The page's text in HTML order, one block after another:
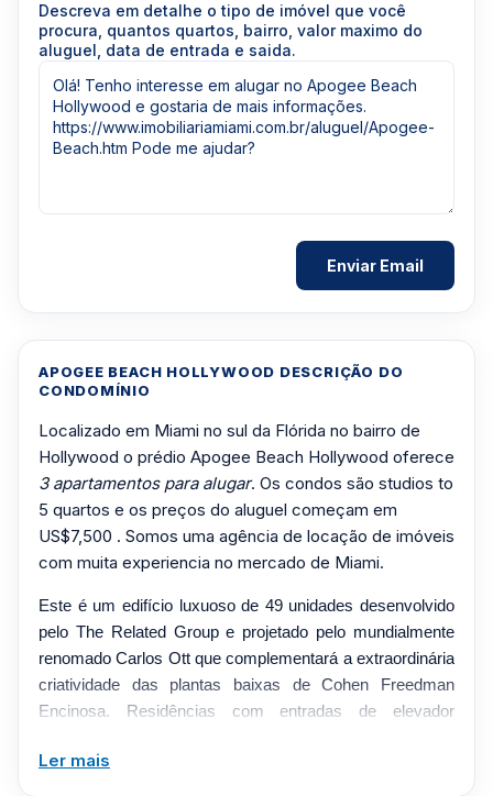
APOGEE BEACH HOLLYWOOD DESCRIÇÃO DO
CONDOMÍNIO
Localizado em Miami no sul da Flórida no bairro de
Hollywood o prédio Apogee Beach Hollywood oferece
3 apartamentos para alugar. Os condos são studios to
5 quartos e os preços do aluguel começam em
US$7,500 . Somos uma agência de locação de imóveis
com muita experiencia no mercado de Miami.
Este é um edifício luxuoso de 49 unidades desenvolvido
pelo The Related Group e projetado pelo mundialmente
renomado Carlos Ott que complementará a extraordinária
criatividade das plantas baixas de Cohen Freedman
Encinosa. Residências com entradas de elevador
4.800 pés quadrados. Características e comodidades do
Ler mais
Descreva em detalhe o tipo de imóvel que você
procura, quantos quartos, bairro, valor maximo do
aluguel, data de entrada e saida.